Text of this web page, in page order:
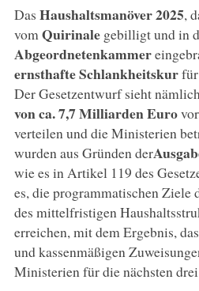
Das Haushaltsmanöver 2025,
vom Quirinale gebilligt und in
Abgeordnetenkammer
ernsthafte Schlankheitskur
Der Gesetzentwurf sieht nämlich
von ca. 7,7 Milliarden Euro
verteilen und die Ministerien
wurden aus Gründen der
wie es in Artikel 119 des
es, die programmatischen Ziele
des mittelfristigen
erreichen, mit dem Ergebnis,
und kassenmäßigen
Ministerien für die nächsten